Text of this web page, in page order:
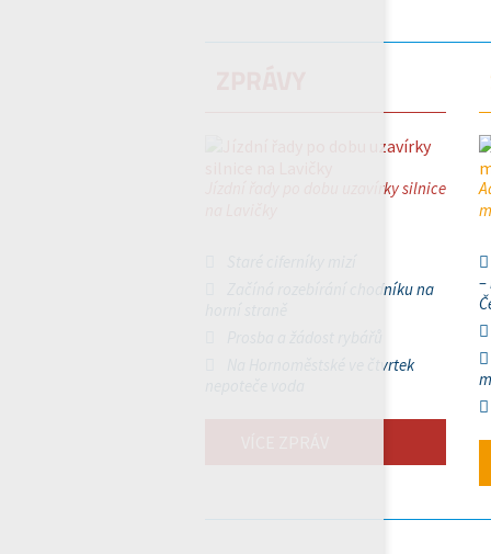
Jízdní řady po dobu uzavírky silnice
Začíná rozebírání chodníku na
Na Hornoměstské ve čtvrtek
–